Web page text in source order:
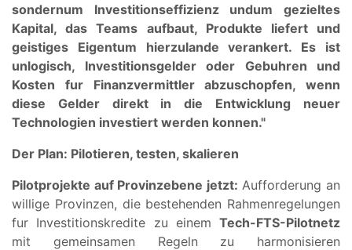
sondernum Investitionseffizienz undum gezieltes
Kapital, das Teams aufbaut, Produkte liefert und
geistiges Eigentum hierzulande verankert. Es ist
unlogisch, Investitionsgelder oder Gebuhren und
Kosten fur Finanzvermittler abzuschopfen, wenn
diese Gelder direkt in die Entwicklung neuer
Technologien investiert werden konnen."
Der Plan: Pilotieren, testen, skalieren
Pilotprojekte auf Provinzebene jetzt: Aufforderung an
willige Provinzen, die bestehenden Rahmenregelungen
fur Investitionskredite zu einem Tech-FTS-Pilotnetz
mit gemeinsamen Regeln zu harmonisieren